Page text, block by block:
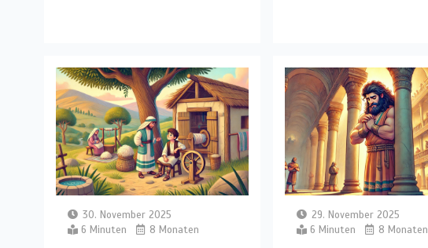
30. November 2025
6 Minuten
8 Monaten
29. November 2025
6 Minuten
8 Monaten